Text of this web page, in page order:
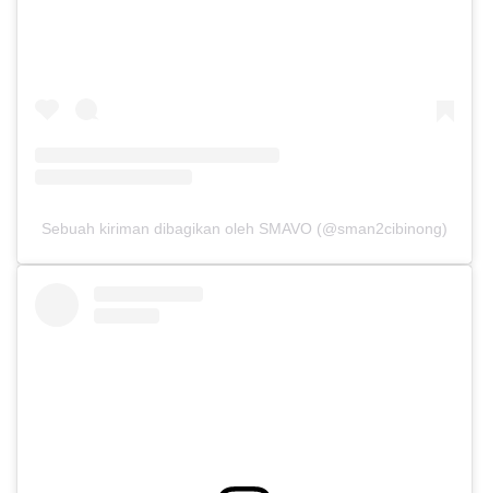
Sebuah kiriman dibagikan oleh SMAVO (@sman2cibinong)